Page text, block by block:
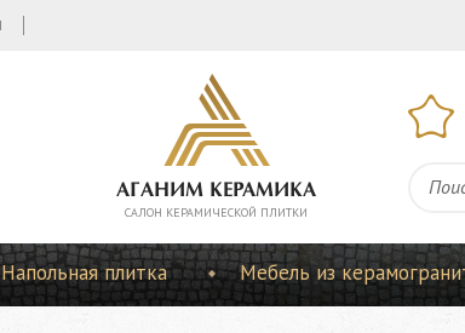
АГАНИМ КЕРАМИКА
CАЛОН КЕРАМИЧЕСКОЙ ПЛИТКИ
Напольная плитка Мебель из